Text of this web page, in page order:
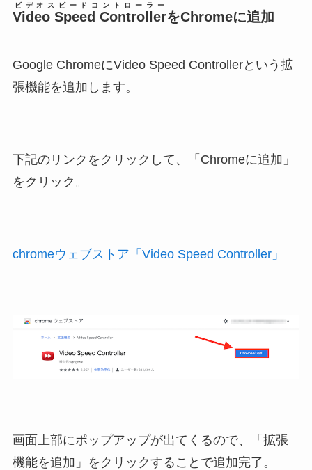
Video Speed Controller
ビデオスピードコントローラー
をChromeに追加
Google ChromeにVideo Speed Controllerという拡
張機能を追加します。
下記のリンクをクリックして、「Chromeに追加」
をクリック。
chromeウェブストア「Video Speed Controller」
画面上部にポップアップが出てくるので、「拡張
機能を追加」をクリックすることで追加完了。